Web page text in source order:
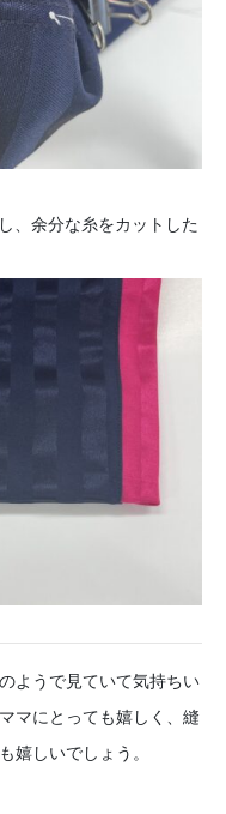
、余分な糸をカットした
ようで見ていて気持ちい
マにとっても嬉しく、縫
嬉しいでしょう。